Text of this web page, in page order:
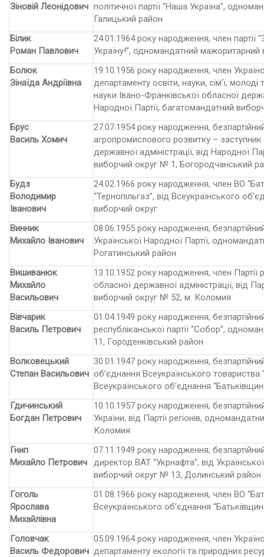
Зіновій Леонідович політичної партії “Наша Україна”,
Галицький район
Білик
Роман Павлович
24.01.1964 року народження, член партії
Україну!”, одномандатний
Болюк
Зінаїда Андріївна
19.10.1956 року народження, член
департаменту освіти, науки, сім’ї,
науки Івано-Франківської обласної
Народної Партії, багатомандатний
Брус
Василь Хомич
27.07.1954 року народження,
агропромислового розвитку –
державної адміністрації, від Народної
виборчий округ № 1, Богородчанський
Будз
Володимир
Іванович
24.02.1966 року народження, член ВО
“Тернопільгаз”, від Всеукраїнського
виборчий округ
Винник
Михайло Іванович
08.06.1955 року народження,
Української Народної Партії,
Рогатинський район
Вишиванюк
Михайло
Васильович
13.10.1952 року народження, член Партії
обласної державної адміністрації, від
виборчий округ № 52, м. Коломия
Вівчарик
Василь Петрович
01.04.1949 року народження,
республіканської партії “Собор”,
11, Городенківський район
Волковецький
Степан Васильович
30.01.1947 року народження,
об’єднання Всеукраїнського товариства
Всеукраїнського об’єднання
Гдичинський
Богдан Петрович
10.10.1957 року народження,
України, від Партії регіонів,
Коломия
Гнип
Михайло Петрович
07.11.1949 року народження,
директор ВАТ “Укрнафта”, від
виборчий округ № 13, Долинський район
Гоголь
Ярослава
Михайлівна
01.08.1966 року народження, член ВО
Всеукраїнського об’єднання
Головчак
Василь Федорович
05.09.1964 року народження, член
департаменту екології та природних